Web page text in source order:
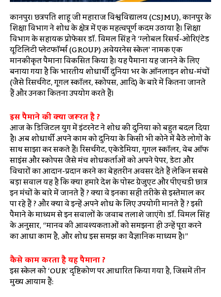
कानपुर। छत्रपति शाहू जी महाराज विश्वविद्यालय (CSJMU), कानपुर के
शिक्षा विभाग ने शोध के क्षेत्र में एक महत्वपूर्ण कदम उठाया है। शिक्षा
विभाग के सहायक प्रोफेसर डॉ. विमल सिंह ने ‘ग्लोबल रिसर्च-ओरिएंटेड
यूटिलिटी प्लेटफॉर्म्स (GROUP) अवेयरनेस स्केल’ नामक एक
मानकीकृत पैमाना विकसित किया है। यह पैमाना यह जानने के लिए
बनाया गया है कि भारतीय शोधार्थी दुनिया भर के ऑनलाइन शोध-मंचों
(जैसे रिसर्चगेट, गूगल स्कॉलर, स्कोपस, आदि) के बारे में कितना जानते
हैं और उनका कितना उपयोग करते हैं।
इस पैमाने की क्या जरूरत है ?
आज के डिजिटल युग में इंटरनेट ने शोध की दुनिया को बहुत बदल दिया
है। अब शोधार्थी अपने काम को दुनिया के किसी भी कोने में बैठे लोगों के
साथ साझा कर सकते हैं। रिसर्चगेट, एकेडेमिया, गूगल स्कॉलर, वेब ऑफ
साइंस और स्कोपस जैसे मंच शोधकर्ताओं को अपने पेपर, डेटा और
विचारों का आदान-प्रदान करने का बेहतरीन अवसर देते हैं लेकिन सबसे
बड़ा सवाल यह है कि क्या हमारे देश के पोस्ट ग्रेजुएट और पीएचडी छात्र
इन मंचों के बारे में जानते हैं ? क्या वे इनका सही तरीके से इस्तेमाल कर
पा रहे हैं ? और क्या वे इन्हें अपने शोध के लिए उपयोगी मानते हैं ? इसी
पैमाने के माध्यम से इन सवालों के जवाब तलाशे जाएंगे। डॉ. विमल सिंह
के अनुसार, “मानव की आवश्यकताओं को समझना ही उन्हें पूरा करने
का आधा काम है, और शोध इस समझ का वैज्ञानिक माध्यम है।”
कैसे काम करता है यह पैमाना ?
इस स्केल को ‘OUR’ दृष्टिकोण पर आधारित किया गया है, जिसमें तीन
मुख्य आयाम हैं: